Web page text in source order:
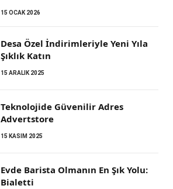
15 OCAK 2026
Desa Özel İndirimleriyle Yeni Yıla
Şıklık Katın
15 ARALIK 2025
Teknolojide Güvenilir Adres
Advertstore
15 KASIM 2025
Evde Barista Olmanın En Şık Yolu:
Bialetti